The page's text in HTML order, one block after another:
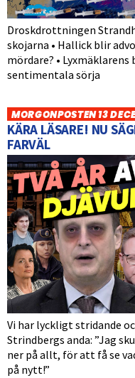
Droskdrottningen
skojarna • Hallick blir
mördare? • Lyxmäklarens
sentimentala sörja
MORGONPOSTEN 13
KÄRA LÄSARE! NU
FARVÄL
Vi har lyckligt stridande
Strindbergs anda: ”Jag
ner på allt, för att få se
på nytt!”